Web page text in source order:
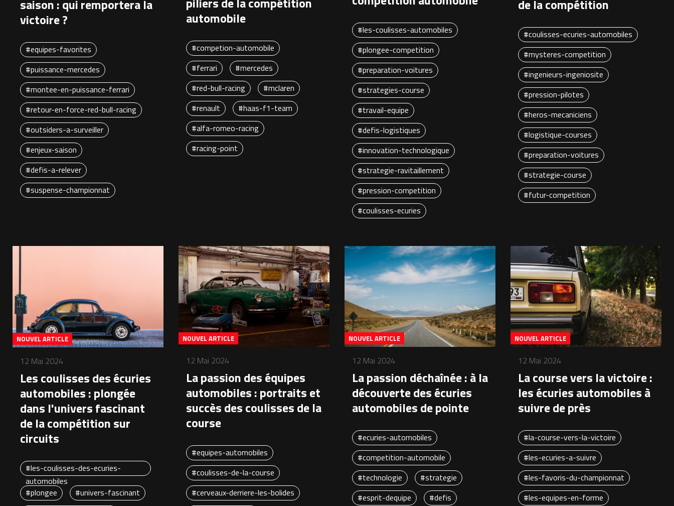
saison : qui remportera la
victoire ?
#equipes-favorites
#puissance-mercedes
#montee-en-puissance-ferrari
#retour-en-force-red-bull-racing
#outsiders-a-surveiller
#enjeux-saison
#defis-a-relever
#suspense-championnat
automobile
#competion-automobile
#ferrari
#mercedes
#red-bull-racing
#mclaren
#renault
#haas-f1-team
#alfa-romeo-racing
#racing-point
#les-coulisses-automobiles
#plongee-competition
#preparation-voitures
#strategies-course
#travail-equipe
#defis-logistiques
#innovation-technologique
#strategie-ravitaillement
#pression-competition
#coulisses-ecuries
de la compétition
#coulisses-ecuries-automobiles
#mysteres-competition
#ingenieurs-ingeniosite
#pression-pilotes
#heros-mecaniciens
#logistique-courses
#preparation-voitures
#strategie-course
#futur-competition
NOUVEL ARTICLE
12 Mai 2024
Les coulisses des écuries
automobiles : plongée
dans l'univers fascinant
de la compétition sur
circuits
#les-coulisses-des-ecuries-
automobiles
#plongee
#univers-fascinant
NOUVEL ARTICLE
12 Mai 2024
La passion des équipes
automobiles : portraits et
succès des coulisses de la
course
#equipes-automobiles
#coulisses-de-la-course
#cerveaux-derriere-les-bolides
NOUVEL ARTICLE
12 Mai 2024
La passion déchaînée : à la
découverte des écuries
automobiles de pointe
#ecuries-automobiles
#competition-automobile
#technologie
#strategie
#esprit-dequipe
#defis
NOUVEL ARTICLE
12 Mai 2024
La course vers la victoire :
les écuries automobiles à
suivre de près
#la-course-vers-la-victoire
#les-ecuries-a-suivre
#les-favoris-du-championnat
#les-equipes-en-forme